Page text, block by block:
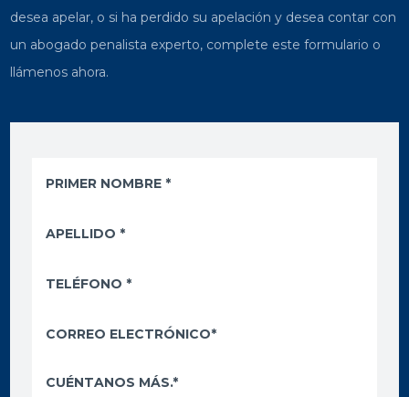
desea apelar, o si ha perdido su apelación y desea contar con
un abogado penalista experto, complete este formulario o
llámenos ahora.